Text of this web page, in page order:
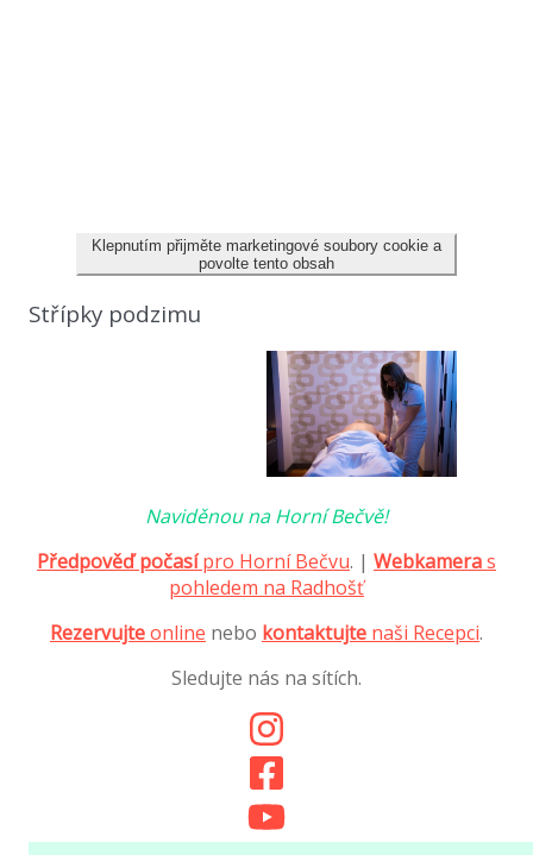
Klepnutím přijměte marketingové soubory cookie a
povolte tento obsah
Střípky podzimu
Naviděnou na Horní Bečvě!
Předpověď počasípro Horní Bečvu. | Webkameras
pohledem na Radhošť
Rezervujteonline nebo kontaktujte naši Recepci.
Sledujte nás na sítích.